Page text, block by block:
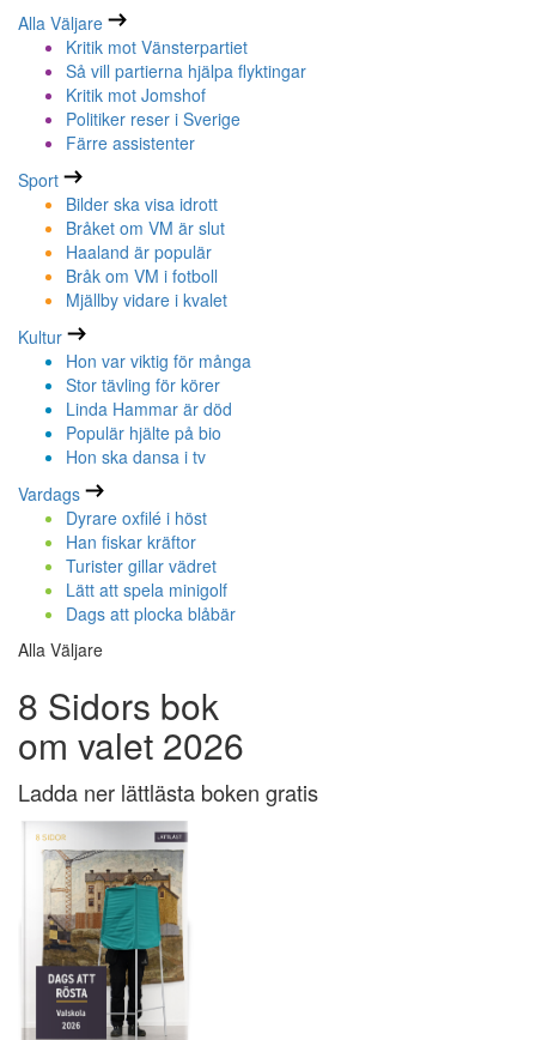
Alla Väljare
Kritik mot Vänsterpartiet
Så vill partierna hjälpa flyktingar
Kritik mot Jomshof
Politiker reser i Sverige
Färre assistenter
Sport
Bilder ska visa idrott
Bråket om VM är slut
Haaland är populär
Bråk om VM i fotboll
Mjällby vidare i kvalet
Kultur
Hon var viktig för många
Stor tävling för körer
Linda Hammar är död
Populär hjälte på bio
Hon ska dansa i tv
Vardags
Dyrare oxfilé i höst
Han fiskar kräftor
Turister gillar vädret
Lätt att spela minigolf
Dags att plocka blåbär
Alla Väljare
8 Sidors bok
om valet 2026
Ladda ner lättlästa boken gratis